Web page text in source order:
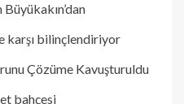
karşı bilinçlendiriyor
Çözüme Kavuşturuldu
bahçesi